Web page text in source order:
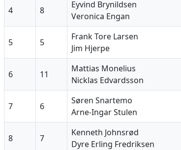
4 8
Eyvind Brynildsen
Veronica Engan
5 5
Frank Tore Larsen
Jim Hjerpe
6 11
Mattias Monelius
Nicklas Edvardsson
7 6
Søren Snartemo
Arne-Ingar Stulen
8 7
Kenneth Johnsrød
Dyre Erling Fredriksen